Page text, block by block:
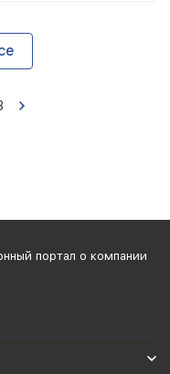
портал о компании